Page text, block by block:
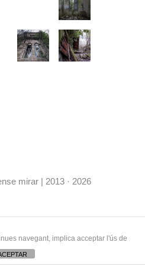
mirar | 2013 · 2026
navegant, implica acceptar l'ús de